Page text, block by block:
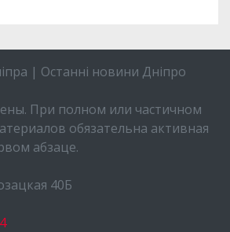
| Останні новини Дніпро
При полном или частичном
обязательна активная
абзаце.
40Б